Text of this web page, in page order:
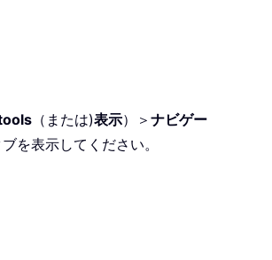
（または)表示）＞ ナビゲー
を表示してください。